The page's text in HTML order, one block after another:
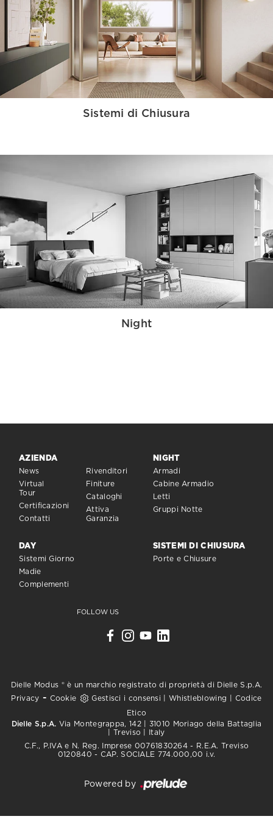
Sistemi di Chiusura
Night
AZIENDA
News
Virtual
Tour
Certificazioni
Contatti
Rivenditori
Finiture
Cataloghi
Attiva
Garanzia
NIGHT
Armadi
Cabine Armadio
Letti
Gruppi Notte
DAY
Sistemi Giorno
Madie
Complementi
SISTEMI DI CHIUSURA
Porte e Chiusure
FOLLOW US
Dielle Modus ® è un marchio registrato di proprietà di Dielle S.p.A.
Privacy - Cookie Gestisci i consensi Whistleblowing
Codice
Etico
Dielle S.p.A. Via Montegrappa, 142 | 31010 Moriago della Battaglia
| Treviso | Italy
C.F., P.IVA e N. Reg. Imprese 00761830264 - R.E.A. Treviso
0120840 - CAP. SOCIALE 774.000,00 i.v.
Powered by